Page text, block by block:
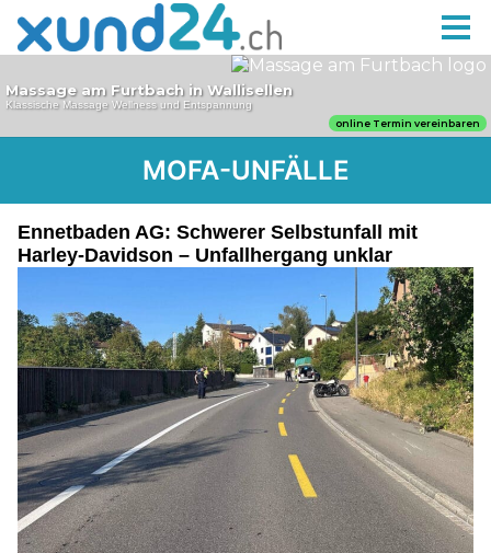
MOFA-UNFÄLLE
Ennetbaden AG: Schwerer Selbstunfall mit
Harley-Davidson – Unfallhergang unklar